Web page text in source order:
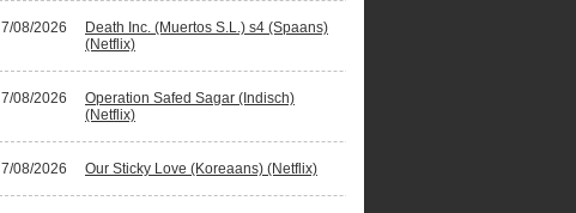
7/08/2026
Death Inc. (Muertos S.L.) s4 (Spaans)
(Netflix)
7/08/2026
Operation Safed Sagar (Indisch)
(Netflix)
7/08/2026 Our Sticky Love (Koreaans) (Netflix)